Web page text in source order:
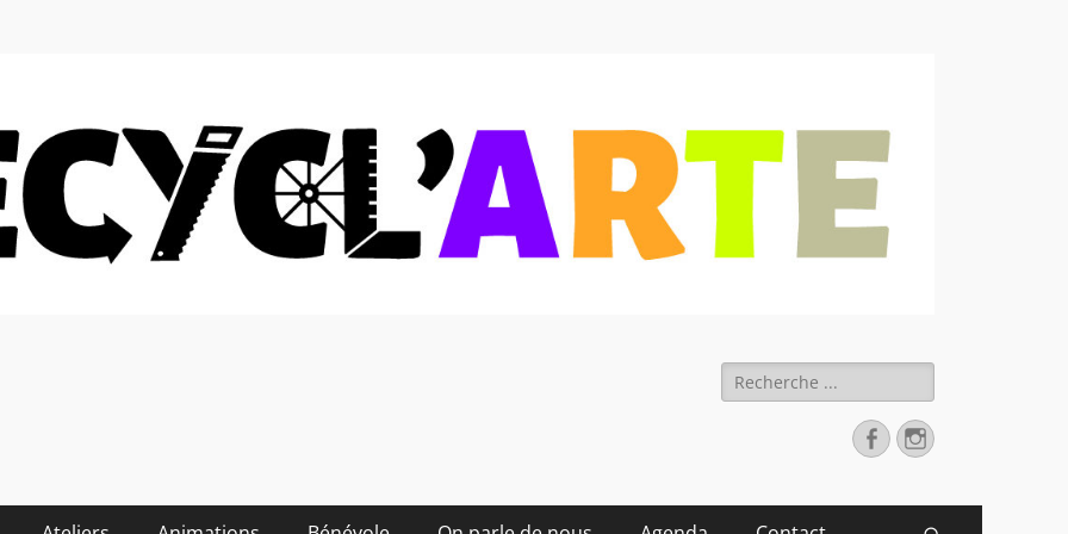
Rechercher :
FacebookInstagram